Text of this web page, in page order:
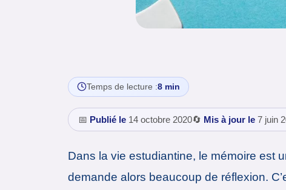
Temps de lecture :8 min
📅 Publié le 14 octobre 2020🔄 Mis à jour le 7 juin
Dans la vie estudiantine, le mémoire est
demande alors beaucoup de réflexion.